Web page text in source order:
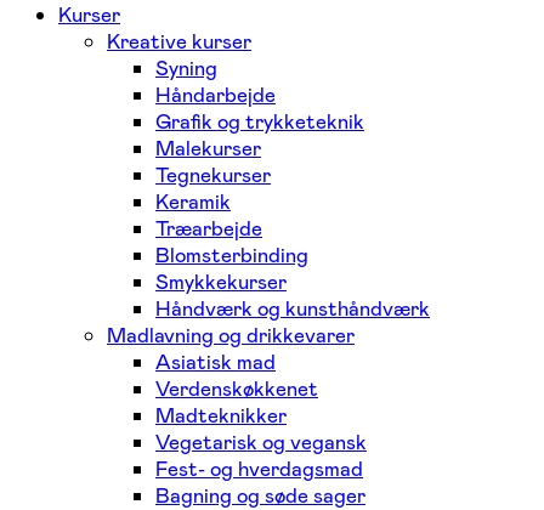
Kurser
Kreative kurser
Syning
Håndarbejde
Grafik og trykketeknik
Malekurser
Tegnekurser
Keramik
Træarbejde
Blomsterbinding
Smykkekurser
Håndværk og kunsthåndværk
Madlavning og drikkevarer
Asiatisk mad
Verdenskøkkenet
Madteknikker
Vegetarisk og vegansk
Fest- og hverdagsmad
Bagning og søde sager